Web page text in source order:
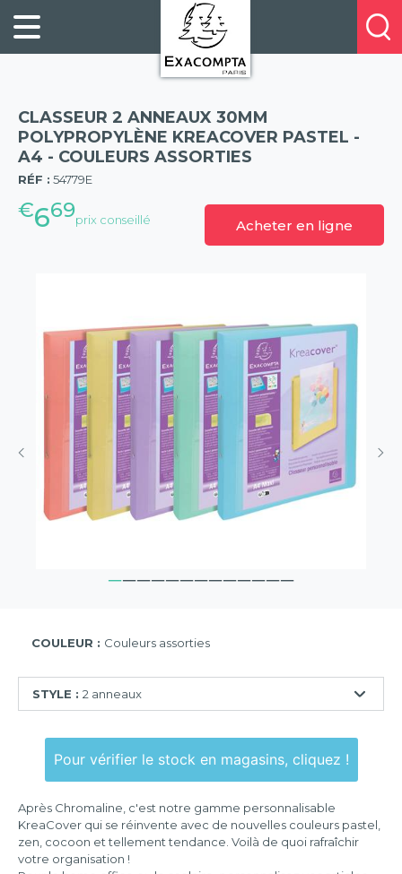
FILING
ORGANISATION
PRESENTATION
BUSINESS
BOOKS
&
PADS
À
PROPOS
NOS
E-
CATALOGUES
POINTS
DE
VENTE
Profitez
de
réduction
sur
la
nouvelle
gamme
CLASSEUR 2 ANNEAUX 30MM
POLYPROPYLÈNE KREACOVER PASTEL -
A4 - COULEURS ASSORTIES
RÉF : 54779E
€669prix conseillé Acheter en ligne
(57)
COULEUR : Couleurs assorties
STYLE : 2 anneaux
anneaux
Pour vérifier le stock en magasins, cliquez !
Après Chromaline, c'est notre gamme personnalisable
KreaCover qui se réinvente avec de nouvelles couleurs pastel,
zen, cocoon et tellement tendance. Voilà de quoi rafraîchir
votre organisation !
Panneau de gestion des cookies